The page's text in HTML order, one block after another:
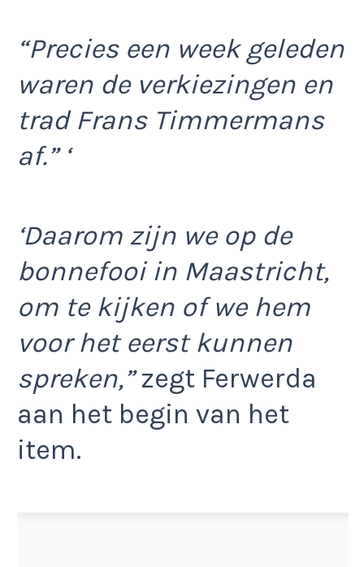
“Precies een week geleden
waren de verkiezingen en
trad Frans Timmermans
af.” ‘
‘Daarom zijn we op de
bonnefooi in Maastricht,
om te kijken of we hem
voor het eerst kunnen
spreken,”zegt Ferwerda
aan het begin van het
item.